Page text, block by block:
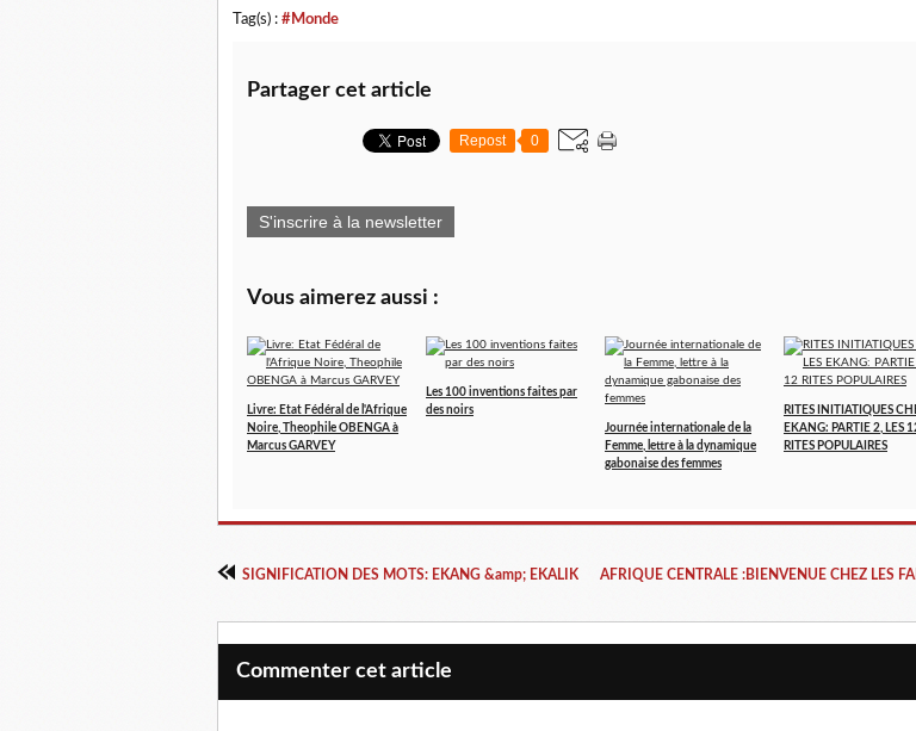
Tag(s) : #Monde
Partager cet article
Repost 0
S'inscrire à la newsletter
Vous aimerez aussi :
Livre: Etat Fédéral de l'Afrique
Noire, Theophile OBENGA à
Marcus GARVEY
Les 100 inventions faites par
des noirs
Journée internationale de la
Femme, lettre à la dynamique
gabonaise des femmes
RITES INITIATIQUES
EKANG: PARTIE 2, LES
RITES POPULAIRES
SIGNIFICATION DES MOTS: EKANG &amp; EKALIK AFRIQUE CENTRALE :BIENVENUE CHEZ LES
Commenter cet article